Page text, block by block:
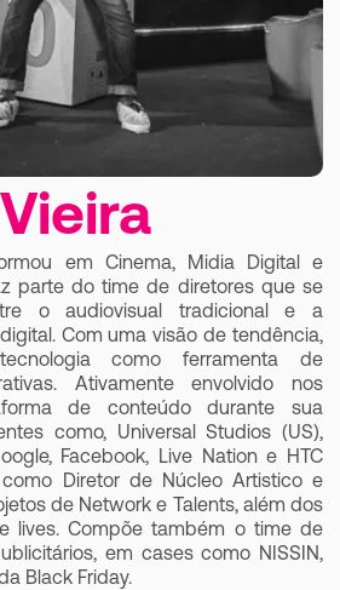
em Cinema, Midia Digital e
parte do time de diretores que se
o audiovisual tradicional e a
Com uma visão de tendência,
como ferramenta de
Ativamente envolvido nos
de conteúdo durante sua
como, Universal Studios (US),
Facebook, Live Nation e HTC
Diretor de Núcleo Artistico e
de Network e Talents, além dos
lives. Compõe também o time de
em cases como NISSIN,
Black Friday.